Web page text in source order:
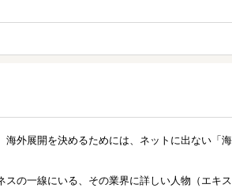
外展開を決めるためには、ネットに出ない「
の一線にいる、その業界に詳しい人物（エキ